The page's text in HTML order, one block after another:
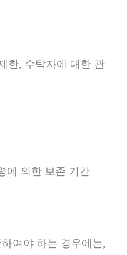
한, 수탁자에 대한 관
에 의한 보존 기간
여야 하는 경우에는,